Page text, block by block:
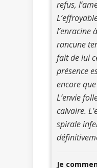
refus,
l’enracine
rancune
fait de lui
présence
encore
L’envie
calvaire.
spirale
Je